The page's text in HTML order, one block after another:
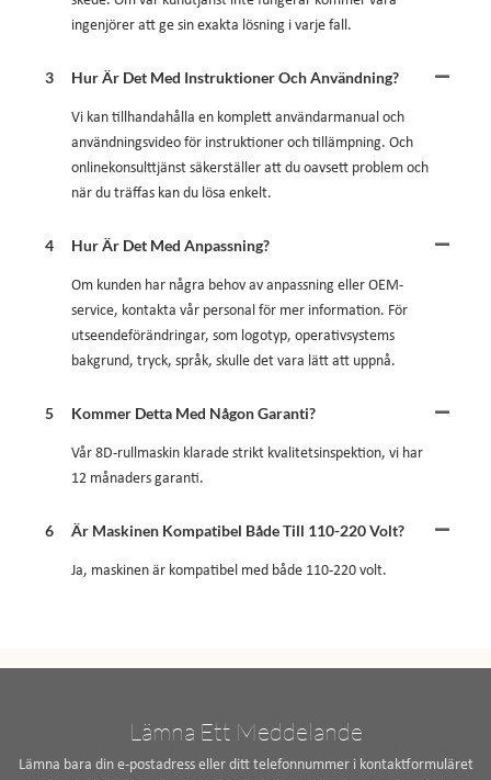
ingenjörer att ge sin exakta lösning i varje fall.
3 Hur Är Det Med Instruktioner Och Användning?
Vi kan tillhandahålla en komplett användarmanual och
användningsvideo för instruktioner och tillämpning. Och
onlinekonsulttjänst säkerställer att du oavsett problem och
när du träffas kan du lösa enkelt.
4 Hur Är Det Med Anpassning?
Om kunden har några behov av anpassning eller OEM-
service, kontakta vår personal för mer information. För
utseendeförändringar, som logotyp, operativsystems
bakgrund, tryck, språk, skulle det vara lätt att uppnå.
5 Kommer Detta Med Någon Garanti?
Vår 8D-rullmaskin klarade strikt kvalitetsinspektion, vi har
12 månaders garanti.
6 Är Maskinen Kompatibel Både Till 110-220 Volt?
Ja, maskinen är kompatibel med både 110-220 volt.
Lämna Ett Meddelande
Lämna bara din e-postadress eller ditt telefonnummer i kontaktformuläret